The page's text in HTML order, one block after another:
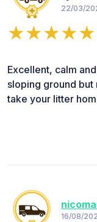
22/03/
Excellent, calm
sloping ground but
take your litter
16/08/